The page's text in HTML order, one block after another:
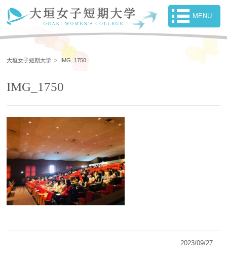
大垣女子短期大学 > IMG_1750
IMG_1750
2023/09/27